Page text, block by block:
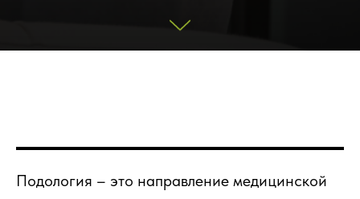
Подология – это направление медицинской